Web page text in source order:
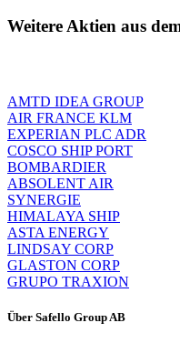
Weitere Aktien aus
AMTD IDEA GROUP
AIR FRANCE KLM
EXPERIAN PLC ADR
COSCO SHIP PORT
BOMBARDIER
ABSOLENT AIR
SYNERGIE
HIMALAYA SHIP
ASTA ENERGY
LINDSAY CORP
GLASTON CORP
GRUPO TRAXION
Über Safello Group AB